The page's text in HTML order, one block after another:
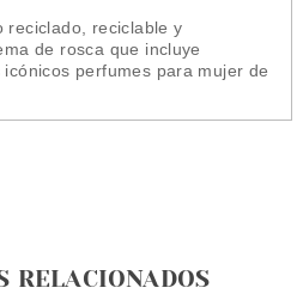
reciclado, reciclable y
de rosca que incluye
perfumes para mujer de
RELACIONADOS